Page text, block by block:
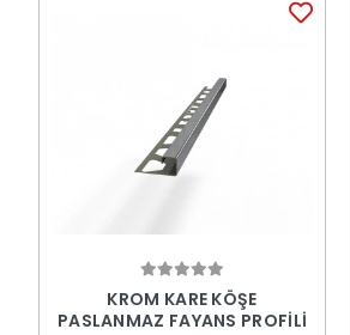
KROM KARE KÖŞE
PASLANMAZ FAYANS PROFİLİ